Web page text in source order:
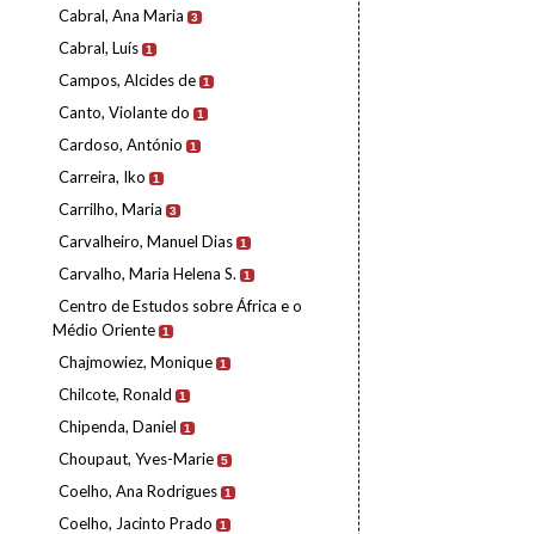
Cabral, Ana Maria 3
Cabral, Luís 1
Campos, Alcides de 1
Canto, Violante do 1
Cardoso, António 1
Carreira, Iko 1
Carrilho, Maria 3
Carvalheiro, Manuel Dias 1
Carvalho, Maria Helena S. 1
Centro de Estudos sobre África e o
Médio Oriente 1
Chajmowiez, Monique 1
Chilcote, Ronald 1
Chipenda, Daniel 1
Choupaut, Yves-Marie 5
Coelho, Ana Rodrigues 1
Coelho, Jacinto Prado 1